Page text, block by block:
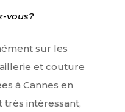
vous?
sur les
et couture
à Cannes en
très intéressant,